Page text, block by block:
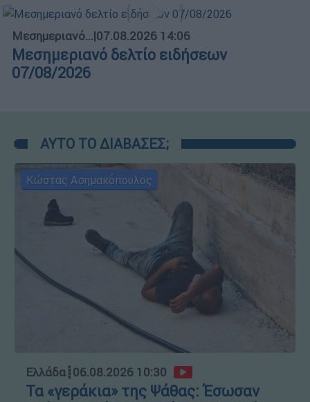
Μεσημεριανό...|07.08.2026 14:06
Μεσημεριανό δελτίο ειδήσεων
07/08/2026
ΑΥΤΟ ΤΟ ΔΙΑΒΑΣΕΣ;
Κώστας Ασημακόπουλος
Ελλάδα┋06.08.2026 10:30
Τα «γεράκια» της Ψάθας: Έσωσαν